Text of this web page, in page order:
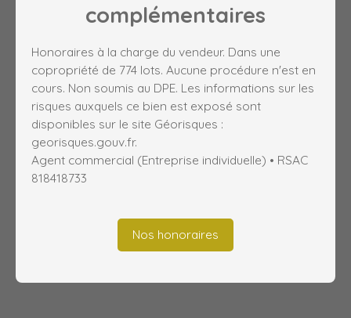
complémentaires
Honoraires à la charge du vendeur. Dans une
copropriété de 774 lots. Aucune procédure n'est en
cours. Non soumis au DPE. Les informations sur les
risques auxquels ce bien est exposé sont
disponibles sur le site Géorisques :
georisques.gouv.fr.
Agent commercial (Entreprise individuelle) • RSAC
818418733
Nos honoraires